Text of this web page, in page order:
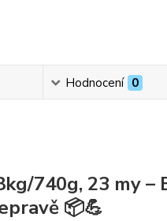
Hodnocení 0
740g, 23 my
📦💪